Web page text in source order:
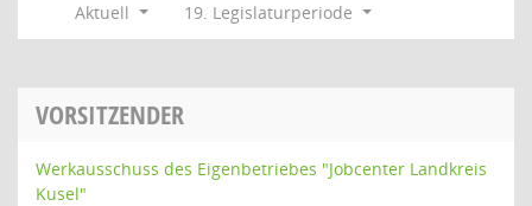
Aktuell
19. Legislaturperiode
VORSITZENDER
Werkausschuss des Eigenbetriebes "Jobcenter Landkreis
Kusel"